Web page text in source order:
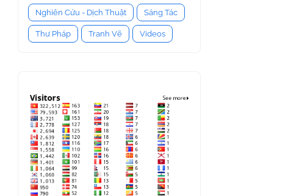
Nghiên Cứu - Dịch Thuật Sáng Tác
Thư Pháp Tranh Vẽ Videos